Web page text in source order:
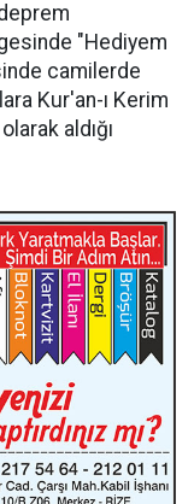
"Hediyem
camilerde
Kur'an-ı Kerim
aldığı